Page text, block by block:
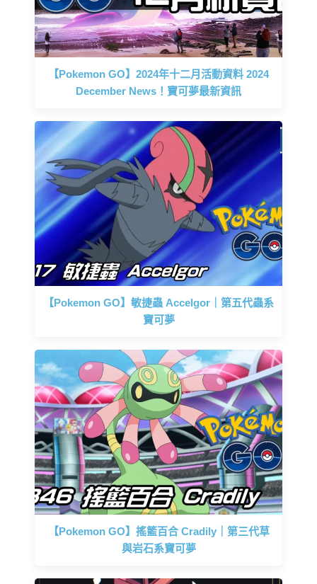
【Pokemon GO】2024年十二月活動資料 2024
December News！寶可夢最新資訊
【Pokemon GO】敏捷蟲 Accelgor｜第五代蟲系
寶可夢
【Pokemon GO】搖籃百合 Cradily｜第三代草
與岩石系寶可夢